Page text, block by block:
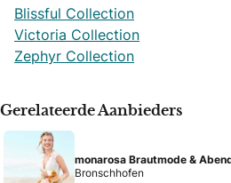
Blissful Collection
Victoria Collection
Zephyr Collection
Gerelateerde Aanbieders
monarosa Brautmode &
Bronschhofen